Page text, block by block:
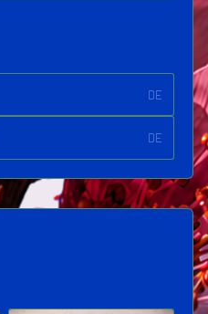
DE
DE